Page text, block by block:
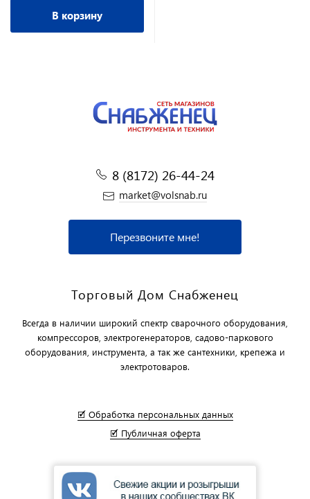
В корзину
8 (8172) 26-44-24
market@volsnab.ru
Перезвоните мне!
Торговый Дом Снабженец
Всегда в наличии широкий спектр сварочного оборудования,
компрессоров, электрогенераторов, садово-паркового
оборудования, инструмента, а так же сантехники, крепежа и
электротоваров.
🗹 Обработка персональных данных
🗹 Публичная оферта